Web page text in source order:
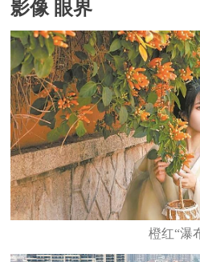
影像 眼界
橙红“瀑